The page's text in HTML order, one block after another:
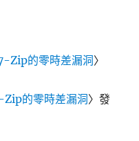
Zip的零時差漏洞〉
的零時差漏洞〉發